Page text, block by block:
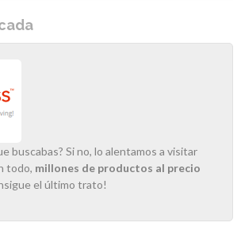
buscabas? Si no, lo alentamos a visitar
todo, millones de productos al precio
el último trato!